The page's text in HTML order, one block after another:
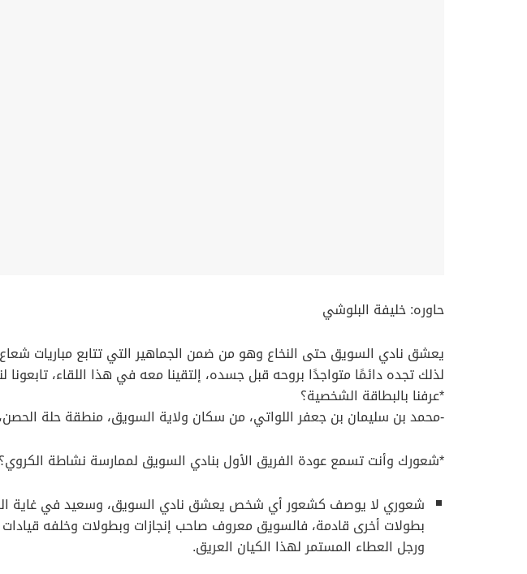
حاوره: خليفة البلوشي
يعشق نادي السويق حتى النخاع وهو من ضمن الجماهير التي تتابع مباريات
لذلك تجده دائمًا متواجدًا بروحه قبل جسده، إلتقينا معه في هذا اللقاء،
*عرفنا بالبطاقة الشخصية؟
-محمد بن سليمان بن جعفر اللواتي، من سكان ولاية السويق، منطقة حلة الحصن،
*شعورك وأنت تسمع عودة الفريق الأول بنادي السويق لممارسة نشاطة الكروي؟
شعوري لا يوصف كشعور أي شخص يعشق نادي السويق، وسعيد في غاية
بطولات أخرى قادمة، فالسويق معروف صاحب إنجازات وبطولات وخلفه
ورجل العطاء المستمر لهذا الكيان العريق.